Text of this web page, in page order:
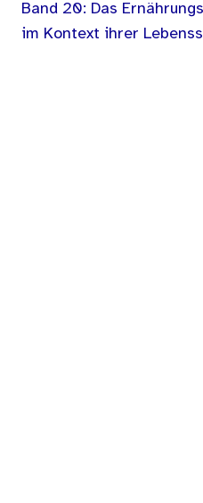
Band 20: Das
im Kontext ihrer